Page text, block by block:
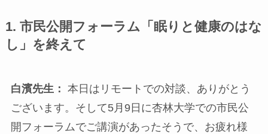
1. 市民公開フォーラム「眠りと健康のはな
し」を終えて
白濱先生： 本日はリモートでの対談、ありがとう
ございます。そして5月9日に杏林大学での市民公
開フォーラムでご講演があったそうで、お疲れ様